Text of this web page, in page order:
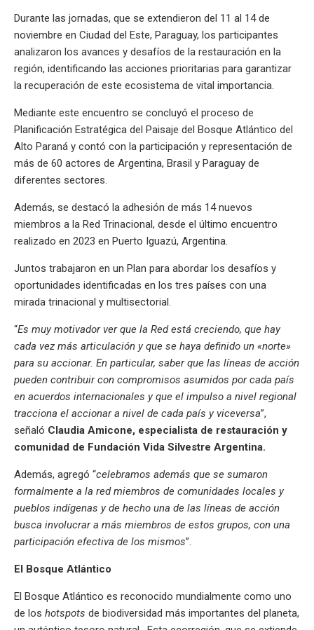
Durante las jornadas, que se extendieron del 11 al 14 de
noviembre en Ciudad del Este, Paraguay, los participantes
analizaron los avances y desafíos de la restauración en la
región, identificando las acciones prioritarias para garantizar
la recuperación de este ecosistema de vital importancia.
Mediante este encuentro se concluyó el proceso de
Planificación Estratégica del Paisaje del Bosque Atlántico del
Alto Paraná y contó con la participación y representación de
más de 60 actores de Argentina, Brasil y Paraguay de
diferentes sectores.
Además, se destacó la adhesión de más 14 nuevos
miembros a la Red Trinacional, desde el último encuentro
realizado en 2023 en Puerto Iguazú, Argentina.
Juntos trabajaron en un Plan para abordar los desafíos y
oportunidades identificadas en los tres países con una
mirada trinacional y multisectorial.
“Es muy motivador ver que la Red está creciendo, que hay
cada vez más articulación y que se haya definido un «norte»
para su accionar. En particular, saber que las líneas de acción
pueden contribuir con compromisos asumidos por cada país
en acuerdos internacionales y que el impulso a nivel regional
tracciona el accionar a nivel de cada país y viceversa”,
señaló Claudia Amicone, especialista de restauración y
comunidad de Fundación Vida Silvestre Argentina.
Además, agregó “celebramos además que se sumaron
formalmente a la red miembros de comunidades locales y
pueblos indígenas y de hecho una de las líneas de acción
busca involucrar a más miembros de estos grupos, con una
participación efectiva de los mismos”.
El Bosque Atlántico
El Bosque Atlántico es reconocido mundialmente como uno
de los hotspots de biodiversidad más importantes del planeta,